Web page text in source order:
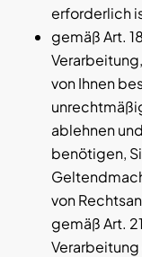
erforderlich
gemäß Art.
von Ihnen
ablehnen
benötigen,
von
gemäß Art.